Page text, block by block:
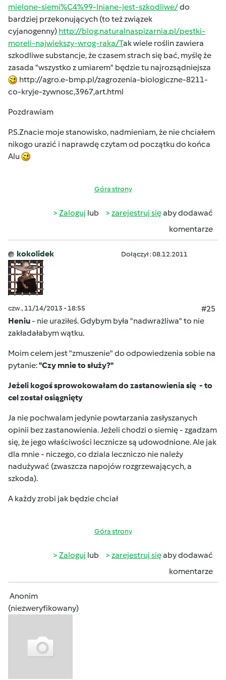
mielone-siemi%C4%99-lniane-jest-szkodliwe/do
bardziej przekonujących (to też związek
cyjanogenny) http://blog.naturalnaspizarnia.pl/pestki-
moreli-najwiekszy-wrog-raka/Tak wiele roślin zawiera
szkodliwe substancje, że czasem strach się bać, myślę że
zasada "wszystko z umiarem" będzie tu najrozsądniejsza
http://agro.e-bmp.pl/zagrozenia-biologiczne-8211-
co-kryje-zywnosc,3967,art.html
Pozdrawiam
P.S.Znacie moje stanowisko, nadmieniam, że nie chciałem
nikogo urazić i naprawdę czytam od początku do końca
Alu
Góra strony
Zaloguj lub zarejestruj sięaby dodawać
komentarze
kokolidek Dołączył : 08.12.2011
czw., 11/14/2013 - 18:55
#25
Heniu- nie uraziłeś. Gdybym była "nadwrażliwa" to nie
zakładałabym wątku.
Moim celem jest "zmuszenie" do odpowiedzenia sobie na
pytanie:"Czy mnie to służy?"
Jeżeli kogoś sprowokowałam do zastanowienia się - to
cel został osiągnięty
Ja nie pochwalam jedynie powtarzania zasłyszanych
opinii bez zastanowienia. Jeżeli chodzi o siemię - zgadzam
się, że jego właściwości lecznicze są udowodnione. Ale jak
dla mnie - niczego, co dziala leczniczo nie należy
nadużywać (zwaszcza napojów rozgrzewających, a
szkoda).
A każdy zrobi jak będzie chciał
Góra strony
Zaloguj lub zarejestruj sięaby dodawać
komentarze
Anonim
(niezweryfikowany)